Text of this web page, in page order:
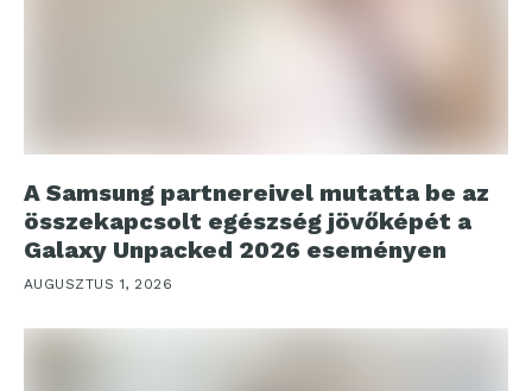
A Samsung partnereivel mutatta be az
összekapcsolt egészség jövőképét a
Galaxy Unpacked 2026 eseményen
AUGUSZTUS 1, 2026